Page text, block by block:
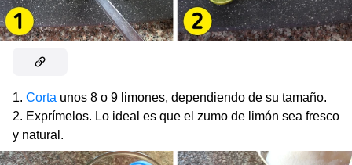
Corta unos 8 o 9 limones, dependiendo de su tamaño.
Exprímelos. Lo ideal es que el zumo de limón sea fresco
y natural.